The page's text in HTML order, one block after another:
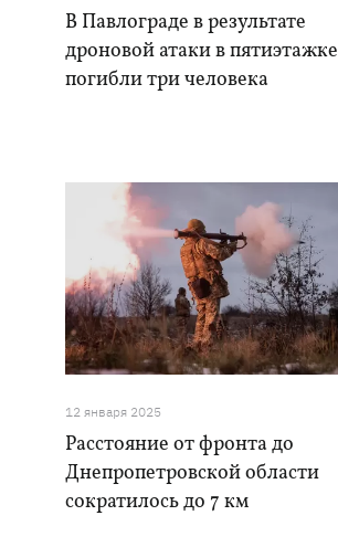
В Павлограде в результате
дроновой атаки в пятиэтажке
погибли три человека
12 января 2025
Расстояние от фронта до
Днепропетровской области
сократилось до 7 км